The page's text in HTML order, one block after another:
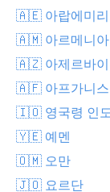
🇦🇪 아랍에미리
🇦🇲 아르메니아
🇦🇿 아제르바
🇦🇫 아프가니
🇮🇴 영국령 인
🇾🇪 예멘
🇴🇲 오만
🇯🇴 요르단